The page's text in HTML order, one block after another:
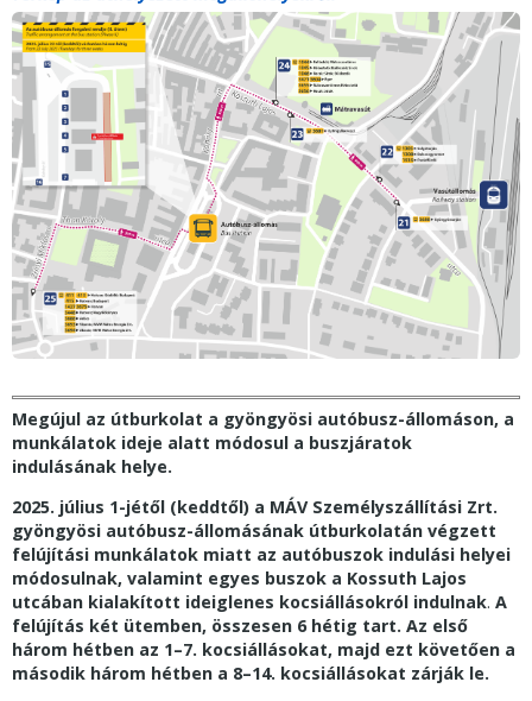
Megújul az útburkolat a gyöngyösi autóbusz-állomáson, a
munkálatok ideje alatt módosul a buszjáratok
indulásának helye.
2025. július 1-jétől (keddtől) a MÁV Személyszállítási Zrt.
gyöngyösi autóbusz-állomásának útburkolatán végzett
felújítási munkálatok miatt az autóbuszok indulási helyei
módosulnak, valamint egyes buszok a Kossuth Lajos
utcában kialakított ideiglenes kocsiállásokról indulnak. A
felújítás két ütemben, összesen 6 hétig tart. Az első
három hétben az 1–7. kocsiállásokat, majd ezt követően a
második három hétben a 8–14. kocsiállásokat zárják le.